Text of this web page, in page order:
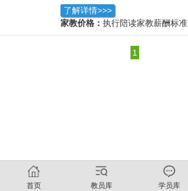
了解详情>>>
家教价格： 执行陪读家教薪酬标准
1
首页 教员库 学员库